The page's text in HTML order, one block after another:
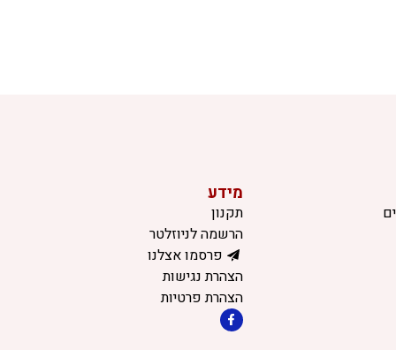
מידע
תקנון
הרשמה לניוזלטר
פרסמו אצלנו
הצהרת נגישות
הצהרת פרטיות